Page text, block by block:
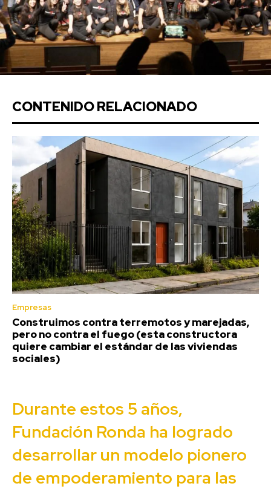
CONTENIDO RELACIONADO
Empresas
Construimos contra terremotos y marejadas,
pero no contra el fuego (esta constructora
quiere cambiar el estándar de las viviendas
sociales)
Durante estos 5 años,
Fundación Ronda ha logrado
desarrollar un modelo pionero
de empoderamiento para las